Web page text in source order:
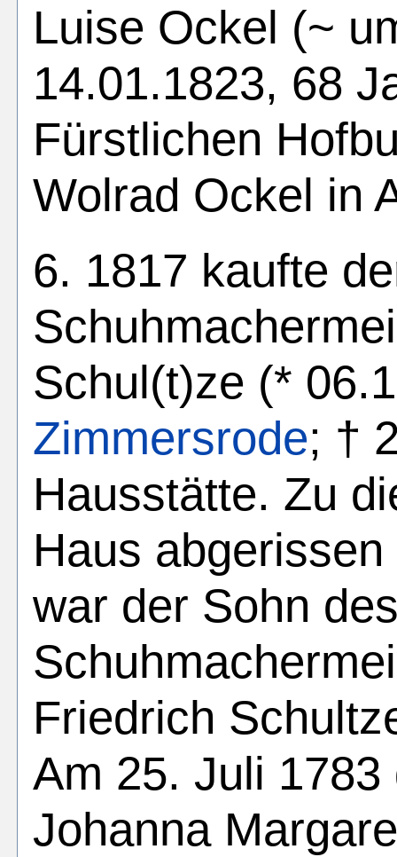
Luise Ockel (~
14.01.1823, 68
Fürstlichen
Wolrad Ockel in
6. 1817 kaufte
Schul(t)ze (*
Zimmersrode; †
Hausstätte. Zu
Haus
war der Sohn
Friedrich
Am 25. Juli
Johanna